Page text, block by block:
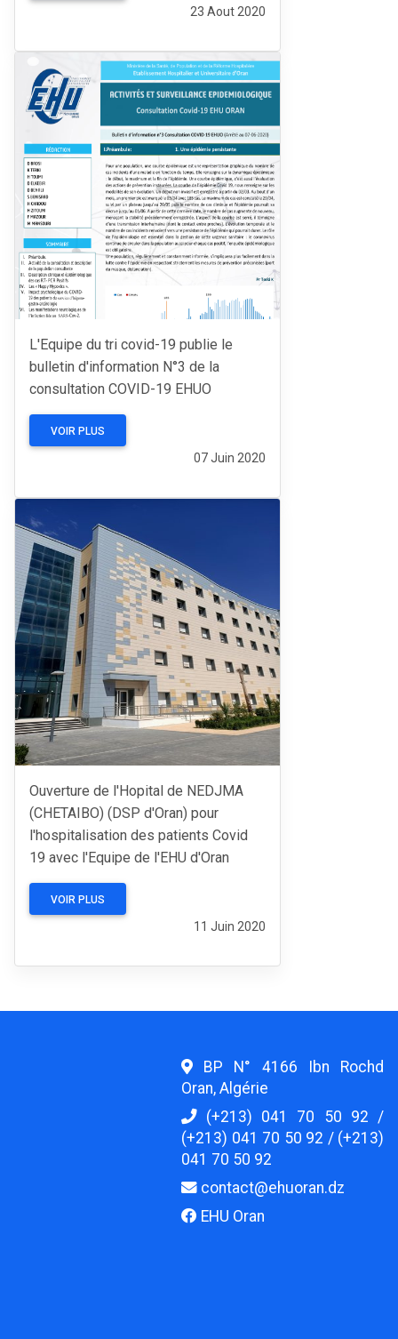
23 Aout 2020
L'Equipe du tri covid-19 publie le
bulletin d'information N°3 de la
consultation COVID-19 EHUO
VOIR PLUS
07 Juin 2020
Ouverture de l'Hopital de NEDJMA
(CHETAIBO) (DSP d'Oran) pour
l'hospitalisation des patients Covid
19 avec l'Equipe de l'EHU d'Oran
VOIR PLUS
11 Juin 2020
BP N° 4166 Ibn Rochd
Oran, Algérie
(+213) 041 70 50 92 /
(+213) 041 70 50 92 / (+213)
041 70 50 92
contact@ehuoran.dz
EHU Oran